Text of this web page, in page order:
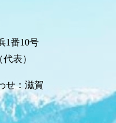
1番10号
代表）
せ：滋賀